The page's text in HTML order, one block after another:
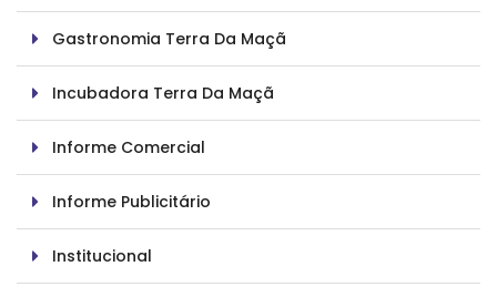
Gastronomia Terra Da Maçã
Incubadora Terra Da Maçã
Informe Comercial
Informe Publicitário
Institucional